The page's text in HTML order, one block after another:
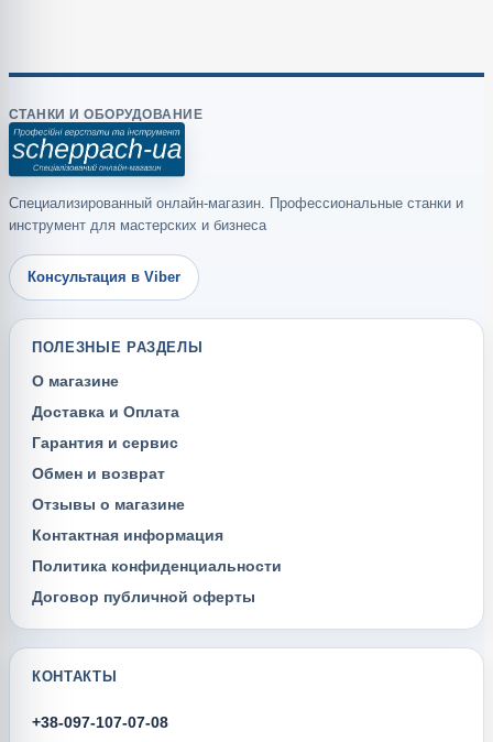
СТАНКИ И ОБОРУДОВАНИЕ
Специализированный онлайн-магазин. Профессиональные станки и
инструмент для мастерских и бизнеса
Консультация в Viber
ПОЛЕЗНЫЕ РАЗДЕЛЫ
О магазине
Доставка и Оплата
Гарантия и сервис
Обмен и возврат
Отзывы о магазине
Контактная информация
Политика конфиденциальности
Договор публичной оферты
КОНТАКТЫ
+38-097-107-07-08